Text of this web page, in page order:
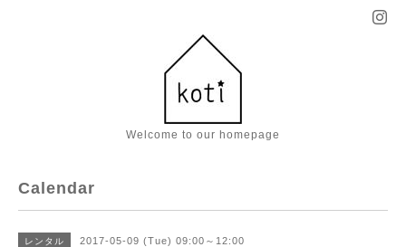
Welcome to our homepage
Calendar
レンタル 2017-05-09 (Tue) 09:00～12:00